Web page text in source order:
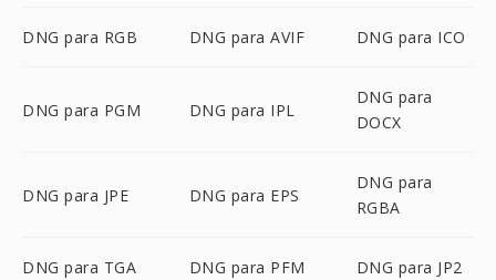
DNG para RGB DNG para AVIF DNG para ICO
DNG para PGM DNG para IPL
DNG para
DOCX
DNG para JPE DNG para EPS
DNG para
RGBA
DNG para TGA DNG para PFM DNG para JP2